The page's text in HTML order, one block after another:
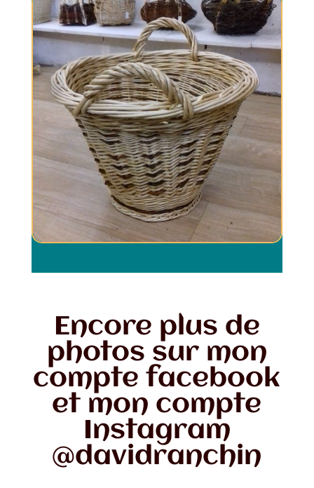
Encore plus de
photos sur mon
comptefacebook
et mon compte
Instagram
@davidranchin